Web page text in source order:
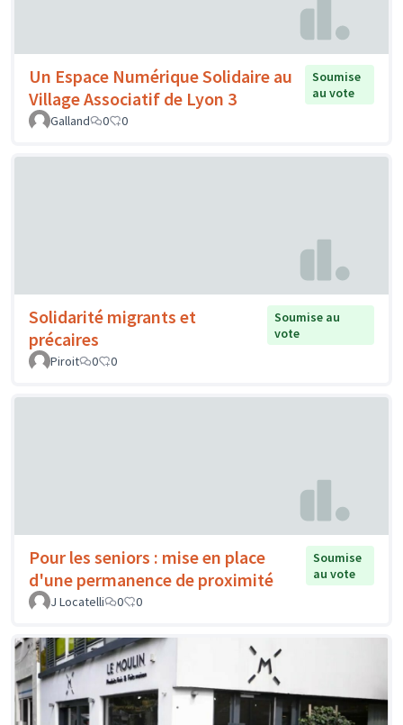
Un Espace Numérique Solidaire au
Village Associatif de Lyon 3
Soumise
au vote
Galland
0 0
Solidarité migrants et
précaires
Soumise au
vote
Piroit
0 0
Pour les seniors : mise en place
d'une permanence de proximité
Soumise
au vote
J Locatelli
0 0